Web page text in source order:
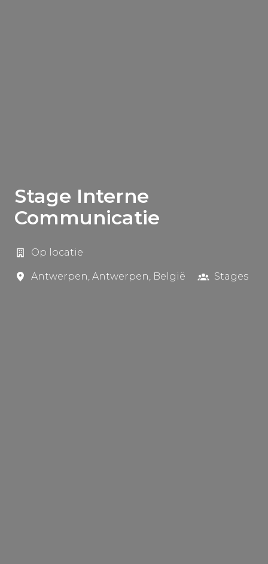
Stage Interne
Communicatie
Op locatie
Antwerpen, Antwerpen, België Stages